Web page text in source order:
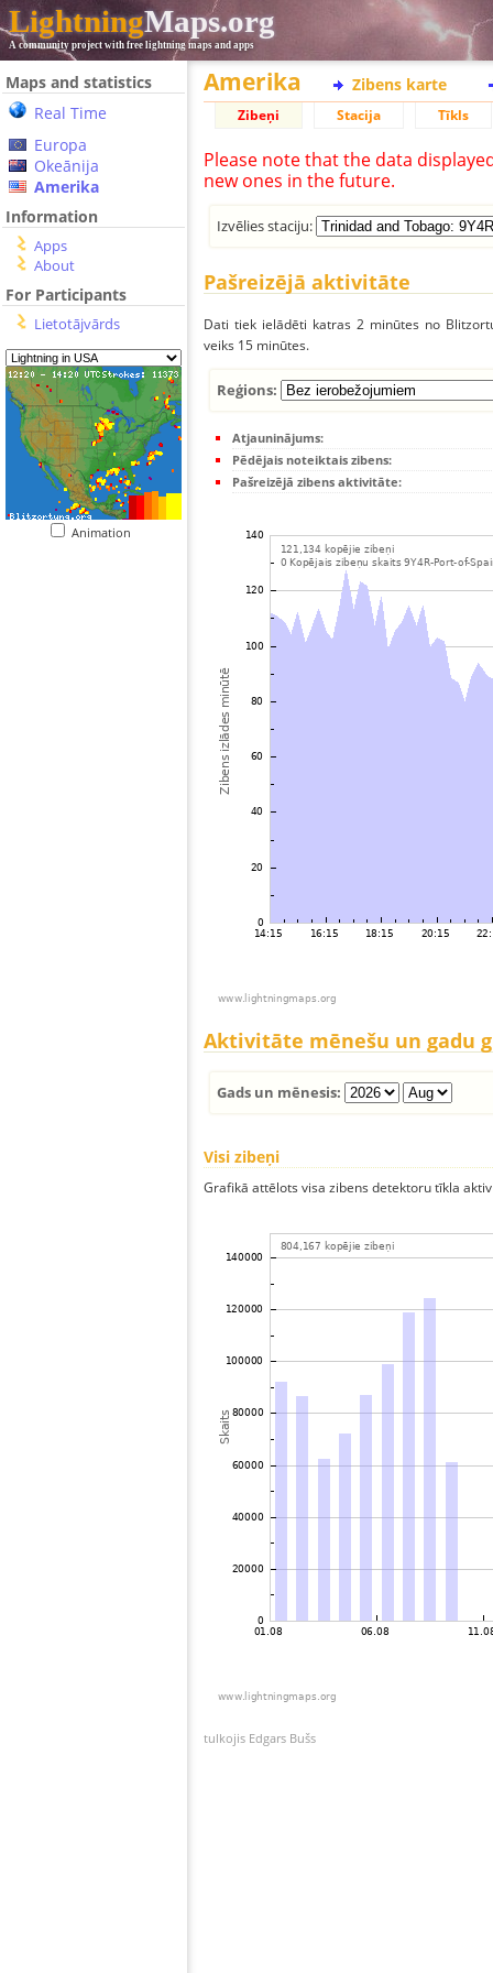
LightningMaps.org
A community project with free lightning maps and apps
Maps and statistics
Real Time
Europa
Okeānija
Amerika
Information
Apps
About
For Participants
Lietotājvārds
Animation
Amerika Zibens karte
Zibeņi Stacija Tīkls
Please note that the data
new ones in the future.
Izvēlies staciju:
Pašreizējā aktivitāte
Dati tiek ielādēti katras 2 minūtes no
veiks 15 minūtes.
Reģions:
Atjauninājums:
Pēdējais noteiktais zibens:
Pašreizējā zibens aktivitāte:
Aktivitāte mēnešu un gadu
Gads un mēnesis:
Visi zibeņi
Grafikā attēlots visa zibens detektoru tīkla
tulkojis Edgars Bušs